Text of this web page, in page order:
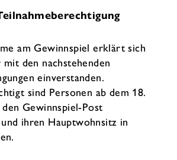
am Gewinnspiel erklärt sich
den nachstehenden
einverstanden.
sind Personen ab dem 18.
Gewinnspiel-Post
ihren Hauptwohnsitz in